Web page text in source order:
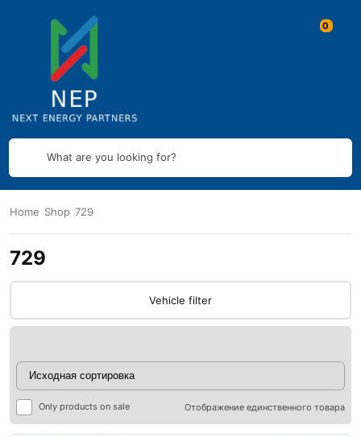
What are you looking for?
Home Shop 729
729
Vehicle filter
Only products on sale Отображение единственного товара